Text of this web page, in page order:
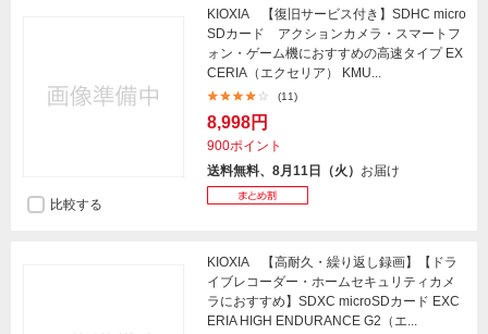
KIOXIA 【復旧サービス付き】SDHC micro
SDカード アクションカメラ・スマートフ
ォン・ゲーム機におすすめの高速タイプ EX
CERIA（エクセリア） KMU...
(11)
8,998円
900ポイント
送料無料、8月11日（火） お届け
比較する
KIOXIA 【高耐久・繰り返し録画】【ドラ
イブレコーダー・ホームセキュリティカメ
ラにおすすめ】SDXC microSDカード EXC
ERIA HIGH ENDURANCE G2（エ...